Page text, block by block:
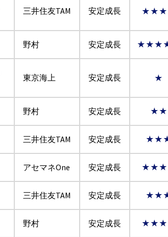
三井住友TAM 安定成長
野村 安定成長
東京海上 安定成長 ★
野村 安定成長 ★★
三井住友TAM 安定成長
アセマネOne 安定成長
三井住友TAM 安定成長
野村 安定成長